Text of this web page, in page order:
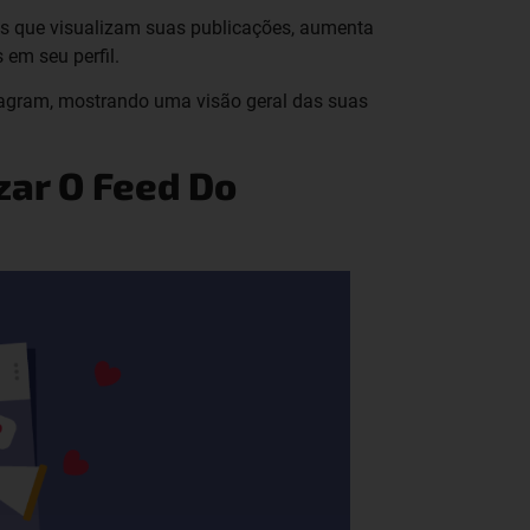
que visualizam suas publicações, aumenta
em seu perfil.
mostrando uma visão geral das suas
O Feed Do